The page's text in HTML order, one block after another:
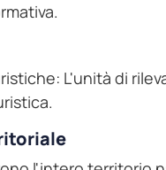
L'unità di